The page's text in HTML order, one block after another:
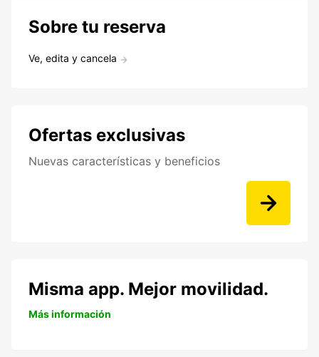
Sobre tu reserva
Ve, edita y cancela
Ofertas exclusivas
Nuevas características y beneficios
Misma app. Mejor movilidad.
Más información